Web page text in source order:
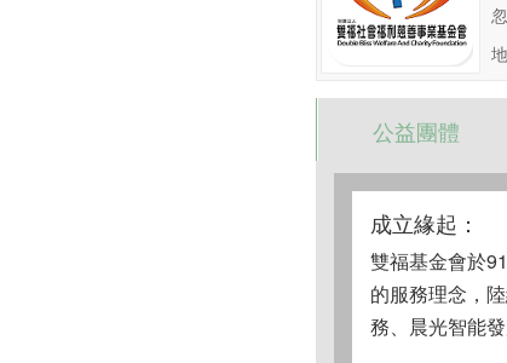
公益團體
成立緣起：
雙福基金會於
的服務理念，
務、晨光智能